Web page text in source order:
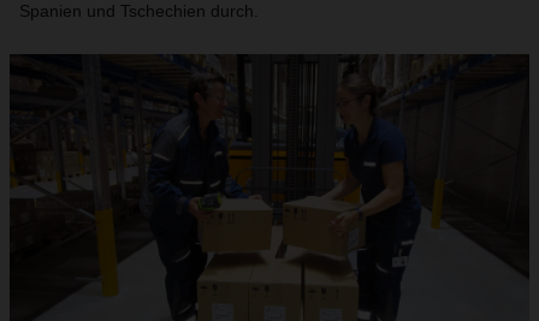
Spanien und Tschechien durch.